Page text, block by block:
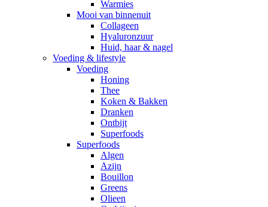
Warmies
Mooi van binnenuit
Collageen
Hyaluronzuur
Huid, haar & nagel
Voeding & lifestyle
Voeding
Honing
Thee
Koken & Bakken
Dranken
Ontbijt
Superfoods
Superfoods
Algen
Azijn
Bouillon
Greens
Olieen